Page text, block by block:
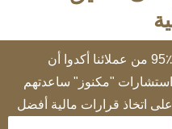
95٪ من عملائنا أكدوا أن
استشارات "مكنوز" ساعدتهم
على اتخاذ قرارات مالية أفضل